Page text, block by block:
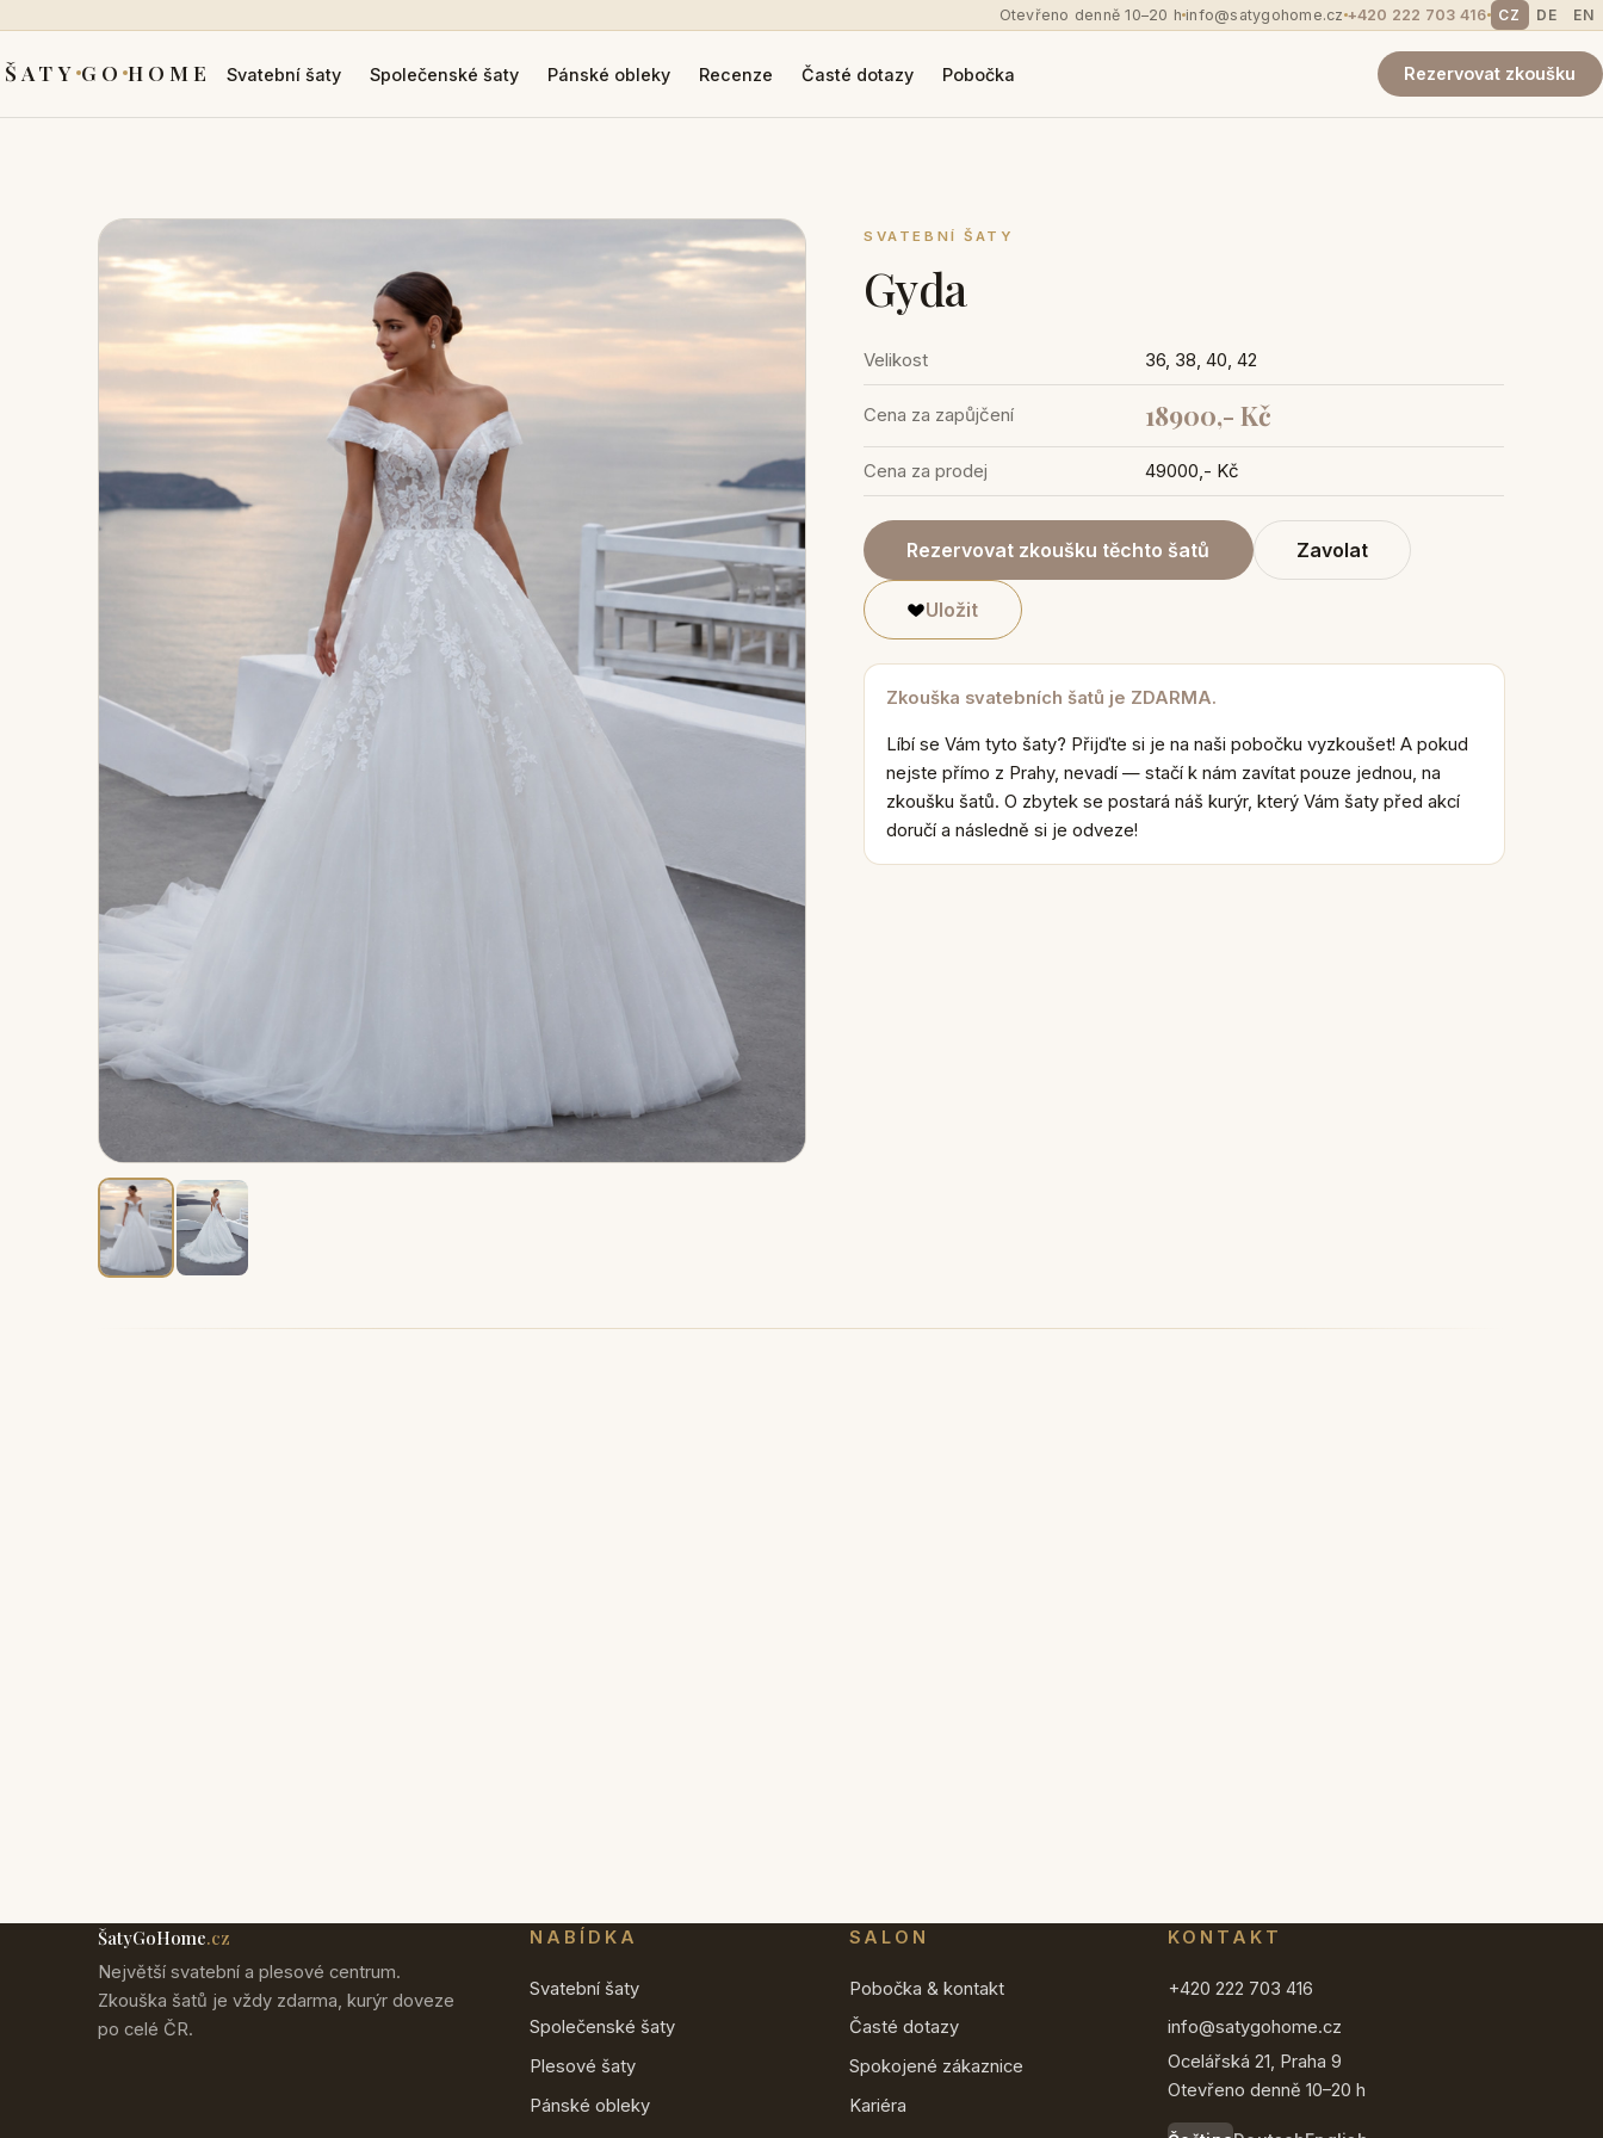
Otevřeno denně 10–20 h info@satygohome.cz +420 222 703 416 CZ DE EN
ŠATY GOHOME Svatební šaty Společenské šaty Pánské obleky Recenze Časté dotazy Pobočka Rezervovat zkoušku
SVATEBNÍ ŠATY
Gyda
Velikost 36, 38, 40, 42
Cena za zapůjčení 18900,- Kč
Cena za prodej 49000,- Kč
Rezervovat zkoušku těchto šatů Zavolat
Uložit
Zkouška svatebních šatů je ZDARMA.
Líbí se Vám tyto šaty? Přijďte si je na naši pobočku vyzkoušet! A pokud
nejste přímo z Prahy, nevadí — stačí k nám zavítat pouze jednou, na
zkoušku šatů. O zbytek se postará náš kurýr, který Vám šaty před akcí
doručí a následně si je odveze!
ŠatyGoHome.cz
Největší svatební a plesové centrum.
Zkouška šatů je vždy zdarma, kurýr doveze
po celé ČR.
NABÍDKA
Svatební šaty
Společenské šaty
Plesové šaty
Pánské obleky
SALON
Pobočka & kontakt
Časté dotazy
Spokojené zákaznice
Kariéra
KONTAKT
+420 222 703 416
info@satygohome.cz
Ocelářská 21, Praha 9
Otevřeno denně 10–20 h